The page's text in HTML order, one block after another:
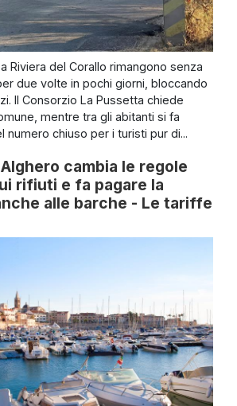
Riviera del Corallo rimangono senza
due volte in pochi giorni, bloccando
Il Consorzio La Pussetta chiede
mentre tra gli abitanti si fa
numero chiuso per i turisti pur di...
cambia le regole
rifiuti e fa pagare la
alle barche - Le tariffe